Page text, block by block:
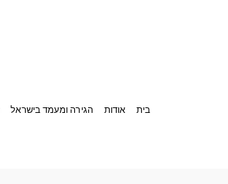
בית אודות הגירה ומעמד בישראל